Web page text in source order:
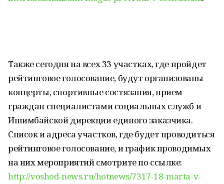
Также сегодня на всех 33 участках, где пройдет
рейтинговое голосование, будут организованы
концерты, спортивные состязания, прием
граждан специалистами социальных служб и
Ишимбайской дирекции единого заказчика.
Список и адреса участков, где будет проводиться
рейтинговое голосование, и график проводимых
на них мероприятий смотрите по ссылке:
http://voshod-news.ru/hotnews/7317-18-marta-v-